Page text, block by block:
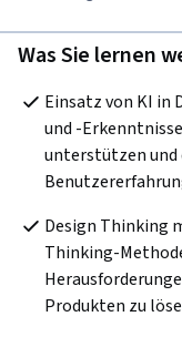
Was Sie lernen
Einsatz von KI in
und -
unterstützen und
Design Thinking
Thinking-
Produkten zu